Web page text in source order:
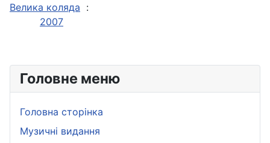
Головне меню
Головна сторінка
Музичні видання
Велика коляда :
2007